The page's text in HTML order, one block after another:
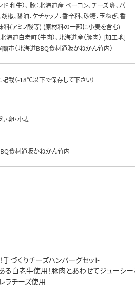
ド 和牛）、 豚：北海道産 ベーコン、チーズ 卵、パ
胡椒、醤油、ケチャップ、香辛料、砂糖、玉ねぎ、香
料(アミノ酸等) (原材料の一部に小麦を含む)
海道白老町（牛肉）、北海道産（豚肉） [加工地]
市（北海道BBQ食材通販かねかん竹内）
載（-18℃以下で保存して下さい）
・卵・小麦
食材通販かねかん竹内
づくりチーズハンバーグセット
白老牛使用！豚肉とあわせてジューシ
ラチーズ使用